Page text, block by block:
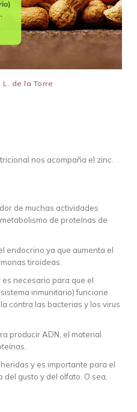
L. de la Torre
nos acompaña el zinc.
de muchas actividades
de proteínas de
endocrino ya que aumenta el
tiroideas.
necesario para que el
inmunitario) funcione
contra las bacterias y los virus
producir ADN, el material
y es importante para el
gusto y del olfato. O sea,